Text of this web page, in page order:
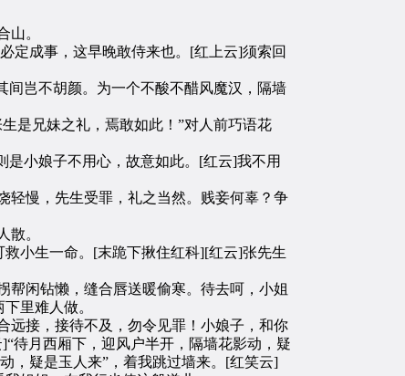
。
成事，这早晚敢侍来也。[红上云]须索回
岂不胡颜。为一个不酸不醋风魔汉，隔墙
是兄妹之礼，焉敢如此！”对人前巧语花
小娘子不用心，故意如此。[红云]我不用
慢，先生受罪，礼之当然。贱妾何辜？争
。
小生一命。[末跪下揪住红科][红云]张先生
闲钻懒，缝合唇送暖偷寒。待去呵，小姐
里难人做。
接，接待不及，勿令见罪！小娘子，和你
待月西厢下，迎风户半开，隔墙花影动，疑
，疑是玉人来”，着我跳过墙来。[红笑云]